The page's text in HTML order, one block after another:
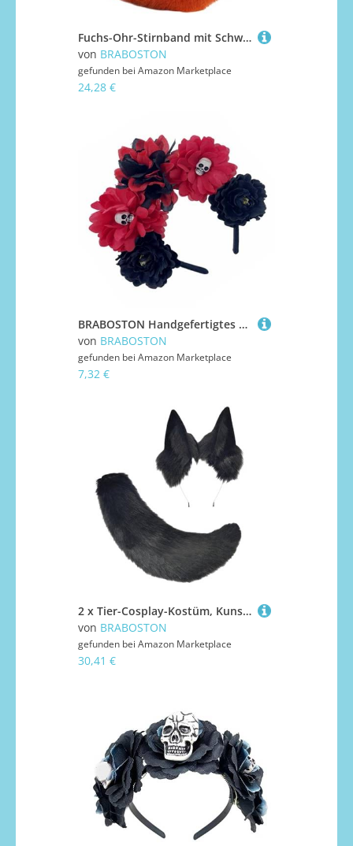
Fuchs-Ohr-Stirnband mit Schwanz, Füchsen, Katzenohren und Set, Halloween, Cosplay, Party, Kostüme, Zubehör, Kinder, Erwachsene, Ohren und Set
von BRABOSTON
gefunden bei Amazon Marketplace
24,28 €
BRABOSTON Handgefertigtes Totenkopf-Stirnband für Mädchen, Hexe, Kopfbedeckung, Totenkopf, dunkle Blume, Pelzanzug, Maskeraden, Halloween, Hexenparty, Halloween
von BRABOSTON
gefunden bei Amazon Marketplace
7,32 €
2 x Tier-Cosplay-Kostüm, Kunstpelze, Wolf, Katzen, Füchse, Schwanz und Katzenohren, Stirnbänder, Halloween, Party, Kostüm, Zubehör, Tier-Cosplay
von BRABOSTON
gefunden bei Amazon Marketplace
30,41 €